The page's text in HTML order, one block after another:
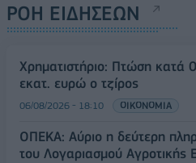
ΡΟΗ ΕΙΔΗΣΕΩΝ
Χρηματιστήριο: Πτώση κατά
εκατ. ευρώ ο τζίρος
06/08/2026 - 18:10 ΟΙΚΟΝΟΜΙΑ
ΟΠΕΚΑ: Αύριο η δεύτερη
του Λογαριασμού Αγροτικής